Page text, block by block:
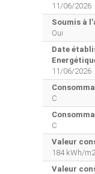
11/06/2026
Soumis à
Oui
Date
11/06/2026
C
C
Valeur
184 kWh/
Valeur